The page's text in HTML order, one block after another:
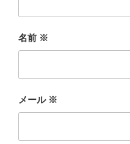
名前 ※
メール ※